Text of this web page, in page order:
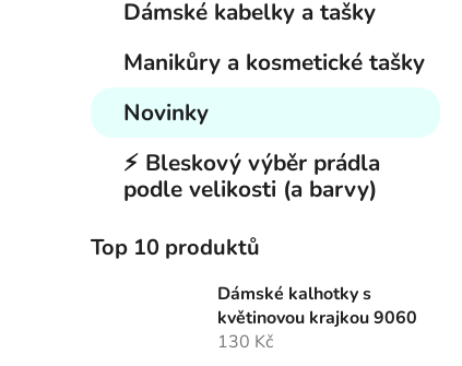
Dámské kabelky a tašky
Manikůry a kosmetické tašky
Novinky
⚡ Bleskový výběr prádla
podle velikosti (a barvy)
Top 10 produktů
Dámské kalhotky s
květinovou krajkou 9060
130 Kč